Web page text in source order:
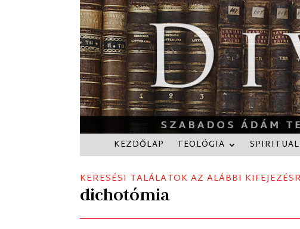
KEZDŐLAP TEOLÓGIA
KERESÉSI TALÁLATOK AZ ALÁBBI
dichotómia